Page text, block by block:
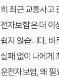
히 최근 교통사고
전자보험'은 더 이
쉽지 않습니다. 바
실패 없이 나에게
운전자보험, 왜 필